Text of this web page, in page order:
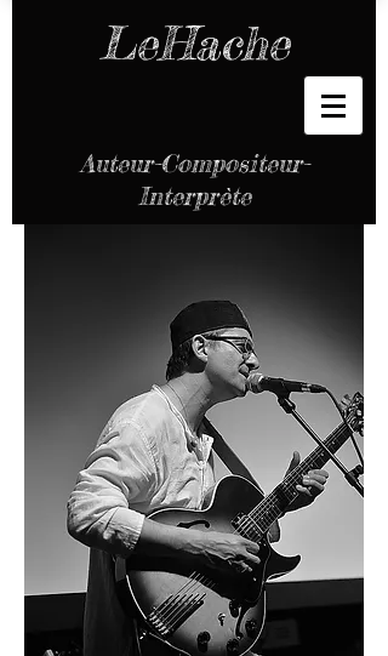
LeHache
Auteur-Compositeur-
Interprète